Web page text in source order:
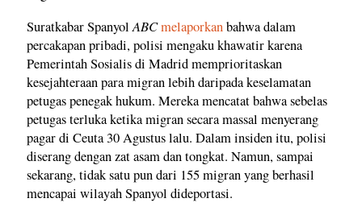
Suratkabar SpanyolABCmelaporkanbahwa dalam
percakapan pribadi, polisi mengaku khawatir karena
Pemerintah Sosialis di Madrid memprioritaskan
kesejahteraan para migran lebih daripada keselamatan
petugas penegak hukum. Mereka mencatat bahwa sebelas
petugas terluka ketika migran secara massal menyerang
pagar di Ceuta 30 Agustus lalu. Dalam insiden itu, polisi
diserang dengan zat asam dan tongkat. Namun, sampai
sekarang, tidak satu pun dari 155 migran yang berhasil
mencapai wilayah Spanyol dideportasi.